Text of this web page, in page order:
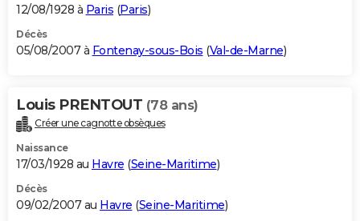
12/08/1928 à Paris (Paris)
Décès
05/08/2007 à Fontenay-sous-Bois (Val-de-Marne)
Louis PRENTOUT (78 ans)
Créer une cagnotte obsèques
Naissance
17/03/1928 au Havre (Seine-Maritime)
Décès
09/02/2007 au Havre (Seine-Maritime)